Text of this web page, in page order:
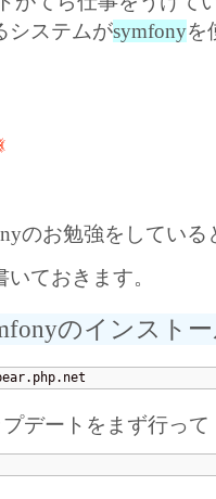
システムがsymfonyを
のお勉強をしている
ておきます。
のインスト
デートをまず行って